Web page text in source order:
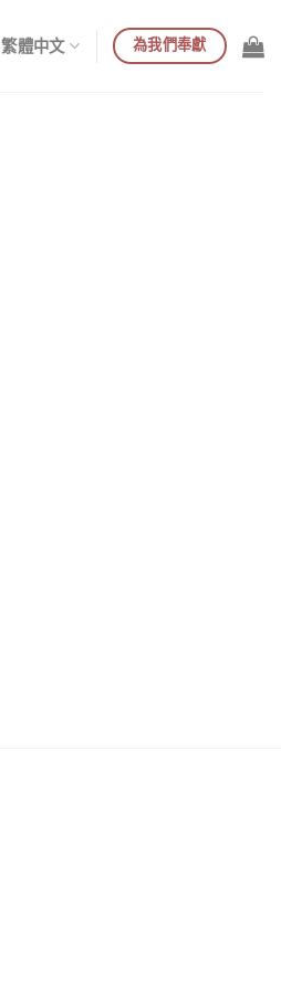
繁體中文 為我們奉獻